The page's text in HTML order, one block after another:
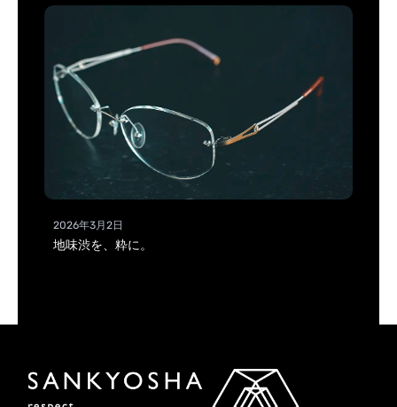
2026年3月2日
地味渋を、粋に。